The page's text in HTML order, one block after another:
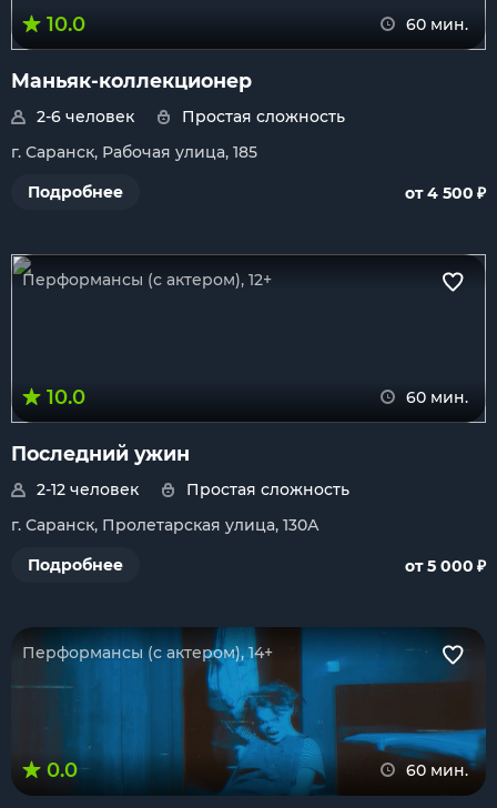
10.0 60 мин.
Маньяк-коллекционер
2-6 человек
Простая сложность
г. Саранск, Рабочая улица, 185
Подробнее
от 4 500 ₽
Перформансы (с актером), 12+
10.0 60 мин.
Последний ужин
2-12 человек
Простая сложность
г. Саранск, Пролетарская улица, 130А
Подробнее
от 5 000 ₽
Перформансы (с актером), 14+
0.0 60 мин.